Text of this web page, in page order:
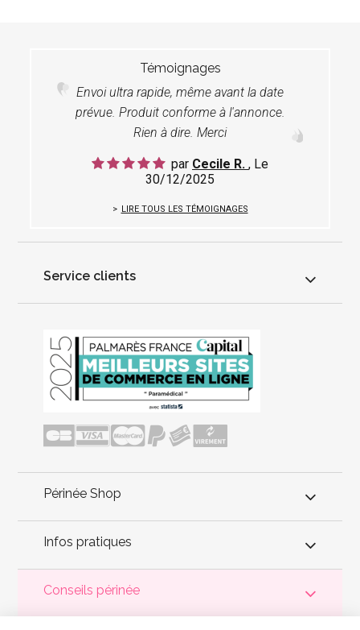
Témoignages
Envoi ultra rapide, même avant la date
prévue. Produit conforme à l'annonce.
Rien à dire. Merci
par Cecile R. , Le
30/12/2025
LIRE TOUS LES TÉMOIGNAGES
Service clients
Périnée Shop
Infos pratiques
Conseils périnée